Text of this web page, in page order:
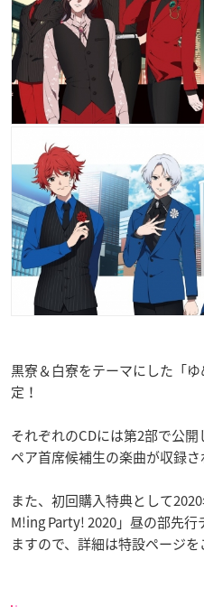
黒寮＆白寮をテーマにした「
定！
それぞれのCDには第2部で公
ペア首席候補生の楽曲が収録さ
また、初回購入特典として
M!ing Party! 2020」昼の部先
ますので、詳細は特設ページを